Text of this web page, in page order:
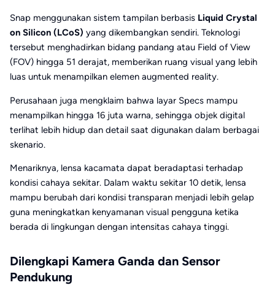
Snap menggunakan sistem tampilan berbasis Liquid Crystal
on Silicon (LCoS) yang dikembangkan sendiri. Teknologi
tersebut menghadirkan bidang pandang atau Field of View
(FOV) hingga 51 derajat, memberikan ruang visual yang lebih
luas untuk menampilkan elemen augmented reality.
Perusahaan juga mengklaim bahwa layar Specs mampu
menampilkan hingga 16 juta warna, sehingga objek digital
terlihat lebih hidup dan detail saat digunakan dalam berbagai
skenario.
Menariknya, lensa kacamata dapat beradaptasi terhadap
kondisi cahaya sekitar. Dalam waktu sekitar 10 detik, lensa
mampu berubah dari kondisi transparan menjadi lebih gelap
guna meningkatkan kenyamanan visual pengguna ketika
berada di lingkungan dengan intensitas cahaya tinggi.
Dilengkapi Kamera Ganda dan Sensor
Pendukung